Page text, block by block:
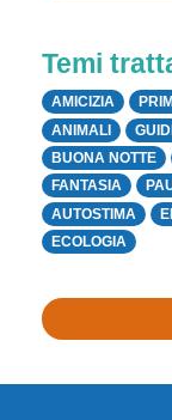
Temi
AMICIZIA
ANIMALI
BUONA NOTTE
FANTASIA
AUTOSTIMA
ECOLOGIA